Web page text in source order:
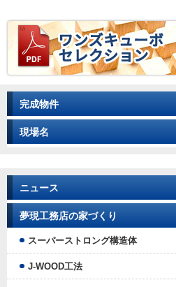
完成物件
現場名
ニュース
夢現工務店の家づくり
スーパーストロング構造体
J-WOOD工法